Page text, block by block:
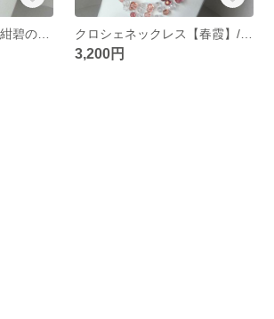
クロシェネックレス【紺碧の海】/お揃いのピアスプレゼント
3,200円